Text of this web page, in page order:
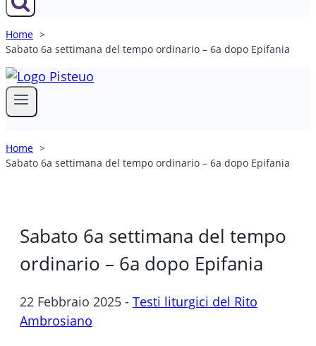
Home
Sabato 6a settimana del tempo ordinario – 6a dopo Epifania
Home
Sabato 6a settimana del tempo ordinario – 6a dopo Epifania
Sabato 6a settimana del tempo
ordinario – 6a dopo Epifania
22 Febbraio 2025 - Testi liturgici del Rito
Ambrosiano